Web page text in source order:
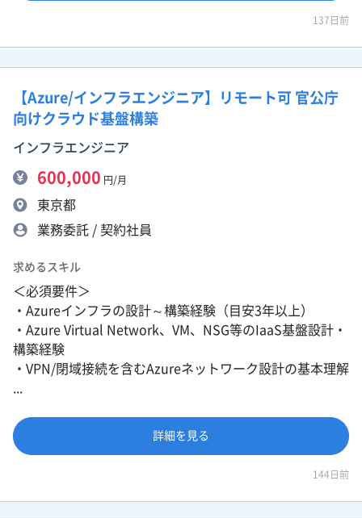
137日前
【Azure/インフラエンジニア】リモート可 官公庁
向けクラウド基盤構築
インフラエンジニア
600,000 円/月
東京都
業務委託 / 契約社員
求めるスキル
＜必須要件＞
・Azureインフラの設計～構築経験（目安3年以上）
・Azure Virtual Network、VM、NSG等のIaaS基盤設計・
構築経験
・VPN/閉域接続を含むAzureネットワーク設計の基本理解
詳細を見る
144日前